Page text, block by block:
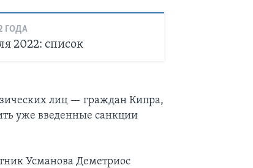
ГОДА
2022: список
лиц — граждан Кипра,
уже введенные санкции
Усманова Деметриос